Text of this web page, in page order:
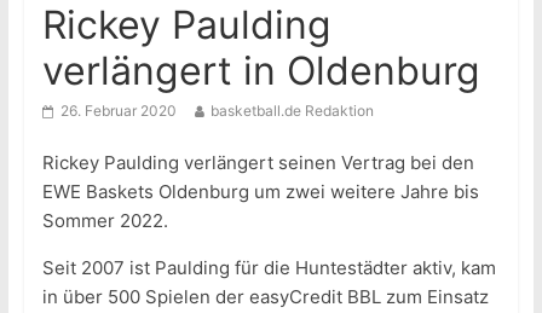
Rickey Paulding
verlängert in Oldenburg
26. Februar 2020 basketball.de Redaktion
Rickey Paulding verlängert seinen Vertrag bei den
EWE Baskets Oldenburg um zwei weitere Jahre bis
Sommer 2022.
Seit 2007 ist Paulding für die Huntestädter aktiv, kam
in über 500 Spielen der easyCredit BBL zum Einsatz